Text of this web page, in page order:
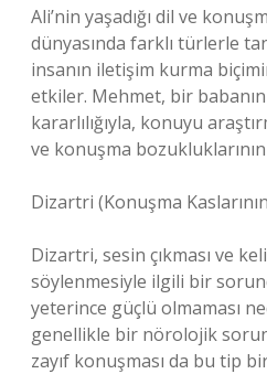
Ali’nin yaşadığı dil ve
dünyasında farklı türlerle
insanın iletişim kurma
etkiler. Mehmet, bir babanın
kararlılığıyla, konuyu
ve konuşma
Dizartri (Konuşma Kaslarının
Dizartri, sesin çıkması ve
söylenmesiyle ilgili bir
yeterince güçlü olmaması
genellikle bir nörolojik
zayıf konuşması da bu tip